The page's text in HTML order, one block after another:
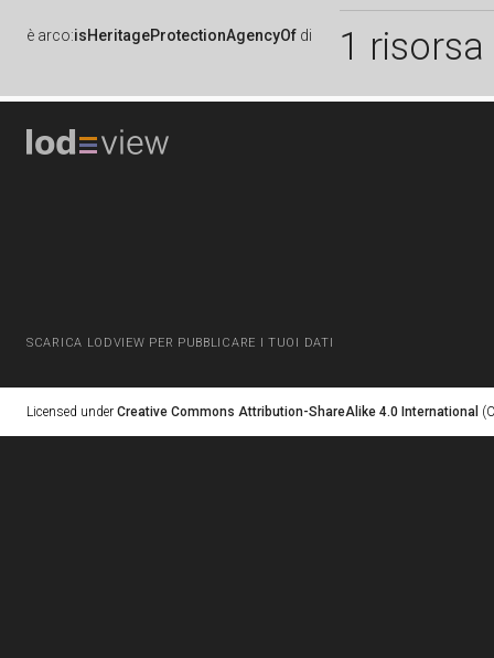
è arco:isHeritageProtectionAgencyOf di 1 risorsa
SCARICA LODVIEW PER PUBBLICARE I TUOI DATI
Licensed under Creative Commons Attribution-ShareAlike 4.0 International